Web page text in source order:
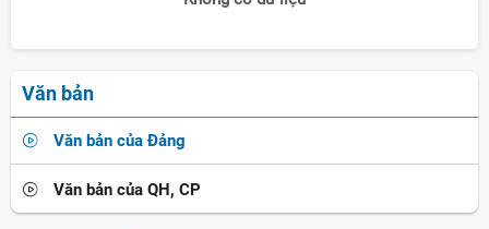
Văn bản
Văn bản của Đảng
Văn bản của QH, CP